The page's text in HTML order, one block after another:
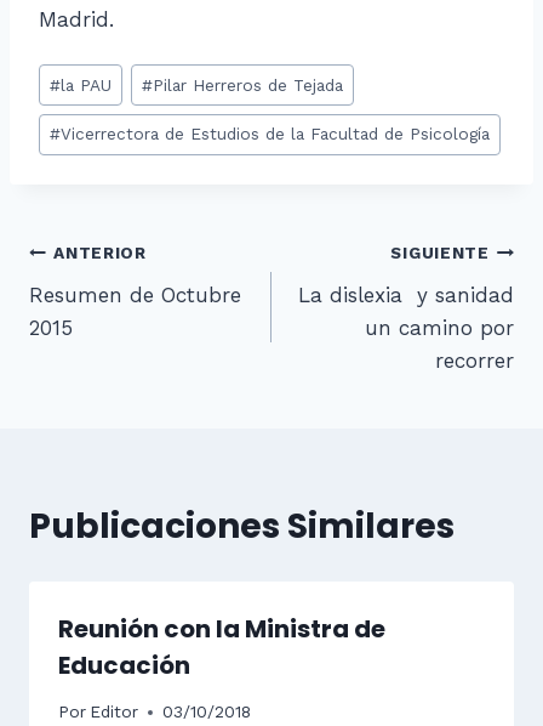
Madrid.
Etiquetas
de
la
#la PAU #Pilar Herreros de Tejada
#Vicerrectora de Estudios de la Facultad de Psicología
Navegación
de
ANTERIOR
Resumen de Octubre
2015
SIGUIENTE
La dislexia y sanidad
un camino por
recorrer
Publicaciones Similares
Reunión con la Ministra de
Educación
Por Editor 03/10/2018